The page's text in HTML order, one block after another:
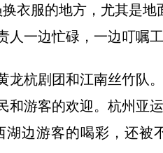
服的地方，尤其是地
一边忙碌，一边叮嘱工
杭剧团和江南丝竹队。
和游客的欢迎。杭州亚
边游客的喝彩，还被